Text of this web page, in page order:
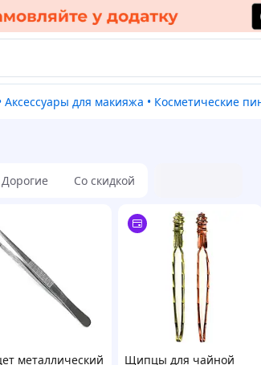
Аксессуары для макияжа • Косметические
Дорогие Со скидкой
металлический
Щипцы для чайной